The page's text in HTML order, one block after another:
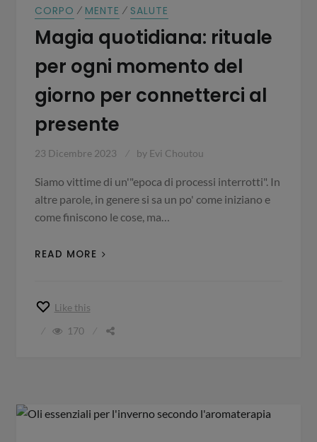
CORPO ⁄ MENTE ⁄ SALUTE
Magia quotidiana: rituale
per ogni momento del
giorno per connetterci al
presente
23 Dicembre 2023 by Evi Choutou
Siamo vittime di un'"epoca di processi interrotti". In
altre parole, in genere si sa un po' come iniziano e
come finiscono le cose, ma…
READ MORE
Like this
170